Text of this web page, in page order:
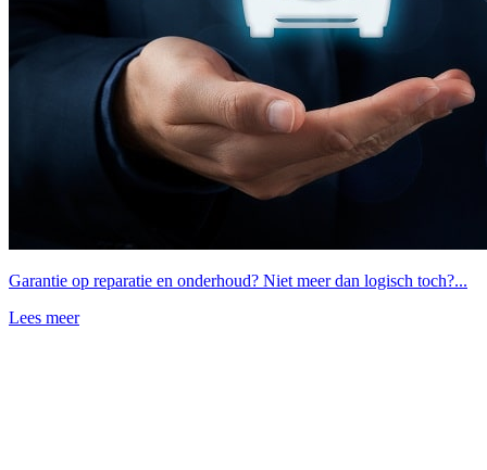
Garantie op reparatie en onderhoud? Niet meer dan logisch toch?...
Lees meer